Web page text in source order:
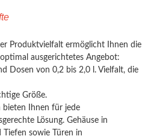
Produktvielfalt ermöglicht Ihnen die
ausgerichtetes Angebot:
Dosen von 0,2 bis 2,0 l. Vielfalt, die
Größe.
bieten Ihnen für jede
Lösung. Gehäuse in
sowie Türen in